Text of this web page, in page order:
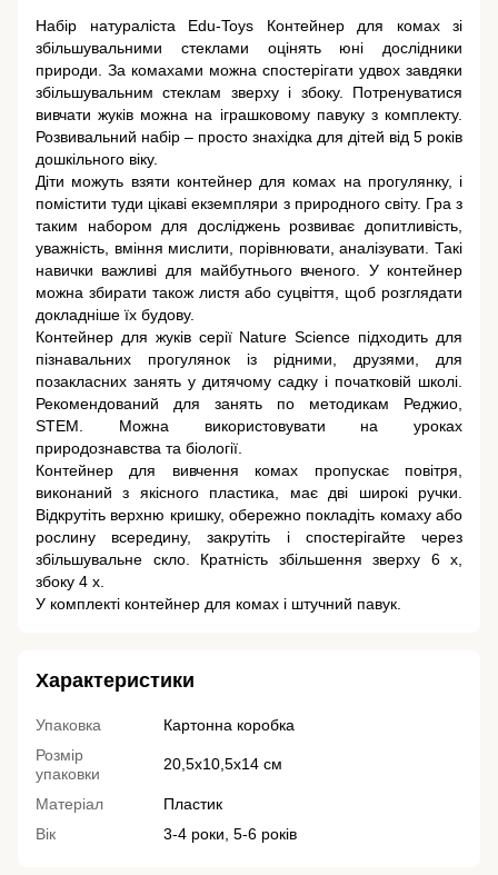
Набір натураліста Edu-Toys Контейнер для комах зі
збільшувальними стеклами оцінять юні дослідники
природи. За комахами можна спостерігати удвох завдяки
збільшувальним стеклам зверху і збоку. Потренуватися
вивчати жуків можна на іграшковому павуку з комплекту.
Розвивальний набір – просто знахідка для дітей від 5 років
дошкільного віку.
Діти можуть взяти контейнер для комах на прогулянку, і
помістити туди цікаві екземпляри з природного світу. Гра з
таким набором для досліджень розвиває допитливість,
уважність, вміння мислити, порівнювати, аналізувати. Такі
навички важливі для майбутнього вченого. У контейнер
можна збирати також листя або суцвіття, щоб розглядати
докладніше їх будову.
Контейнер для жуків серії Nature Science підходить для
пізнавальних прогулянок із рідними, друзями, для
позакласних занять у дитячому садку і початковій школі.
Рекомендований для занять по методикам Реджио,
STEM. Можна використовувати на уроках
природознавства та біології.
Контейнер для вивчення комах пропускає повітря,
виконаний з якісного пластика, має дві широкі ручки.
Відкрутіть верхню кришку, обережно покладіть комаху або
рослину всередину, закрутіть і спостерігайте через
збільшувальне скло. Кратність збільшення зверху 6 x,
збоку 4 x.
У комплекті контейнер для комах і штучний павук.
Характеристики
Упаковка
Картонна коробка
Розмір
упаковки
20,5х10,5х14 см
Матеріал
Пластик
Вік
3-4 роки, 5-6 років